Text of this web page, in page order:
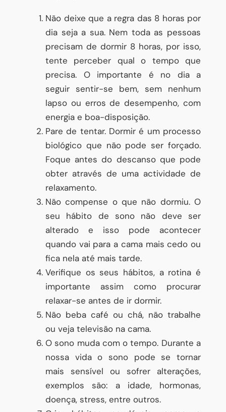
Não deixe que a regra das 8 horas por
dia seja a sua. Nem toda as pessoas
precisam de dormir 8 horas, por isso,
tente perceber qual o tempo que
precisa. O importante é no dia a
seguir sentir-se bem, sem nenhum
lapso ou erros de desempenho, com
energia e boa-disposição.
Pare de tentar. Dormir é um processo
biológico que não pode ser forçado.
Foque antes do descanso que pode
obter através de uma actividade de
relaxamento.
Não compense o que não dormiu. O
seu hábito de sono não deve ser
alterado e isso pode acontecer
quando vai para a cama mais cedo ou
fica nela até mais tarde.
Verifique os seus hábitos, a rotina é
importante assim como procurar
relaxar-se antes de ir dormir.
Não beba café ou chá, não trabalhe
ou veja televisão na cama.
O sono muda com o tempo. Durante a
nossa vida o sono pode se tornar
mais sensível ou sofrer alterações,
exemplos são: a idade, hormonas,
doença, stress, entre outros.